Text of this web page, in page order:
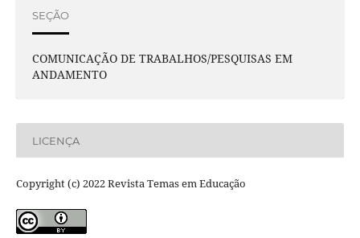
SEÇÃO
COMUNICAÇÃO DE TRABALHOS/PESQUISAS EM
ANDAMENTO
LICENÇA
Copyright (c) 2022 Revista Temas em Educação